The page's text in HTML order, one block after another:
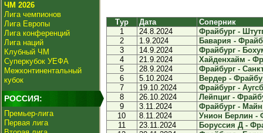
ЧМ 2026
Лига чемпионов
Лига Европы
Лига конференций
Лига наций
Клубный ЧМ
Суперкубок УЕФА
Межконтинентальный
кубок
РОССИЯ:
Премьер-лига
Первая лига
Тур Дата
Соперник
1
24.8.2024
Фрайбург -
2
1.9.2024
Бавария -
3
14.9.2024
Фрайбург -
4
21.9.2024
Хайденхайм -
5
28.9.2024
Фрайбург -
6
5.10.2024
Вердер -
7
19.10.2024
Фрайбург -
8
26.10.2024
Лейпциг -
9
3.11.2024
Фрайбург -
10
8.11.2024
Унион Берлин -
11
23.11.2024
Боруссия Д -